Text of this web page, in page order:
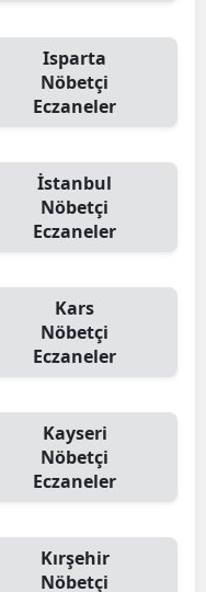
Isparta
Nöbetçi
Eczaneler
İstanbul
Nöbetçi
Eczaneler
Kars
Nöbetçi
Eczaneler
Kayseri
Nöbetçi
Eczaneler
Kırşehir
Nöbetçi